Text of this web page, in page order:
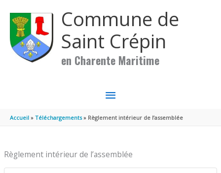
Commune de
Saint Crépin
en Charente Maritime
MENU
PRINCIPAL
Accueil Téléchargements Règlement intérieur de l’assemblée
Règlement intérieur de l’assemblée